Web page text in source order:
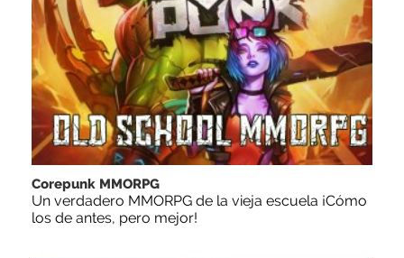
Corepunk MMORPG
Un verdadero MMORPG de la vieja escuela ¡Cómo
los de antes, pero mejor!